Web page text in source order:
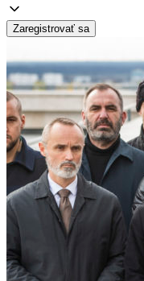
Zaregistrovať sa